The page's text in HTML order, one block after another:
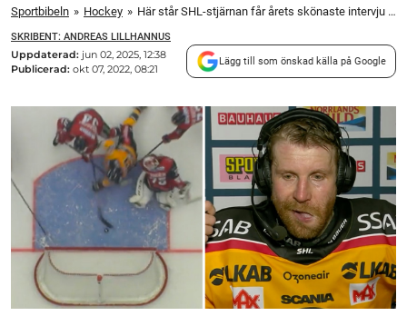
Sportbibeln » Hockey » Här står SHL-stjärnan får årets skönaste intervju – efter helmärkliga missen: ”Jag är 35 år gammal...”
SKRIBENT: ANDREAS LILLHANNUS
Uppdaterad: jun 02, 2025, 12:38
Publicerad: okt 07, 2022, 08:21
Lägg till som önskad källa på Google